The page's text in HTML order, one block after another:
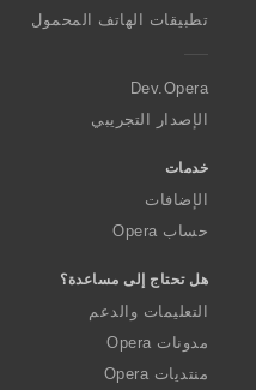
a
تطبيقات الهاتف المحمول
Dev.Opera
الإصدار التجريبي
خدمات
الإضافات
حساب Opera
هل تحتاج إلى مساعدة؟
التعليمات والدعم
مدونات Opera
منتديات Opera